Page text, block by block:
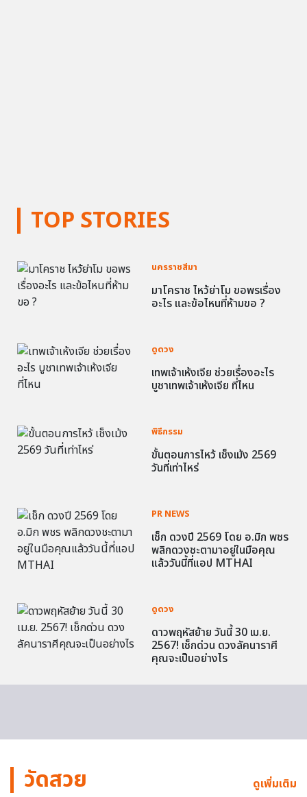
TOP STORIES
นครราชสีมา
มาโคราช ไหว้ย่าโม ขอพรเรื่อง
อะไร และข้อไหนที่ห้ามขอ ?
ดูดวง
เทพเจ้าเห้งเจีย ช่วยเรื่องอะไร
บูชาเทพเจ้าเห้งเจีย ที่ไหน
พิธีกรรม
ขั้นตอนการไหว้ เช็งเม้ง 2569
วันที่เท่าไหร่
PR NEWS
เช็ก ดวงปี 2569 โดย อ.มิก พชร
พลิกดวงชะตามาอยู่ในมือคุณ
แล้ววันนี้ที่แอป MTHAI
ดูดวง
ดาวพฤหัสย้าย วันนี้ 30 เม.ย.
2567! เช็กด่วน ดวงลัคนาราศี
คุณจะเป็นอย่างไร
วัดสวย ดูเพิ่มเติม